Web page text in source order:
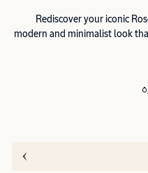
Rediscover your iconic
modern and minimalist look